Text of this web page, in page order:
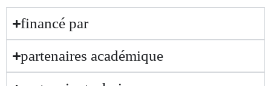
financé par
partenaires académique